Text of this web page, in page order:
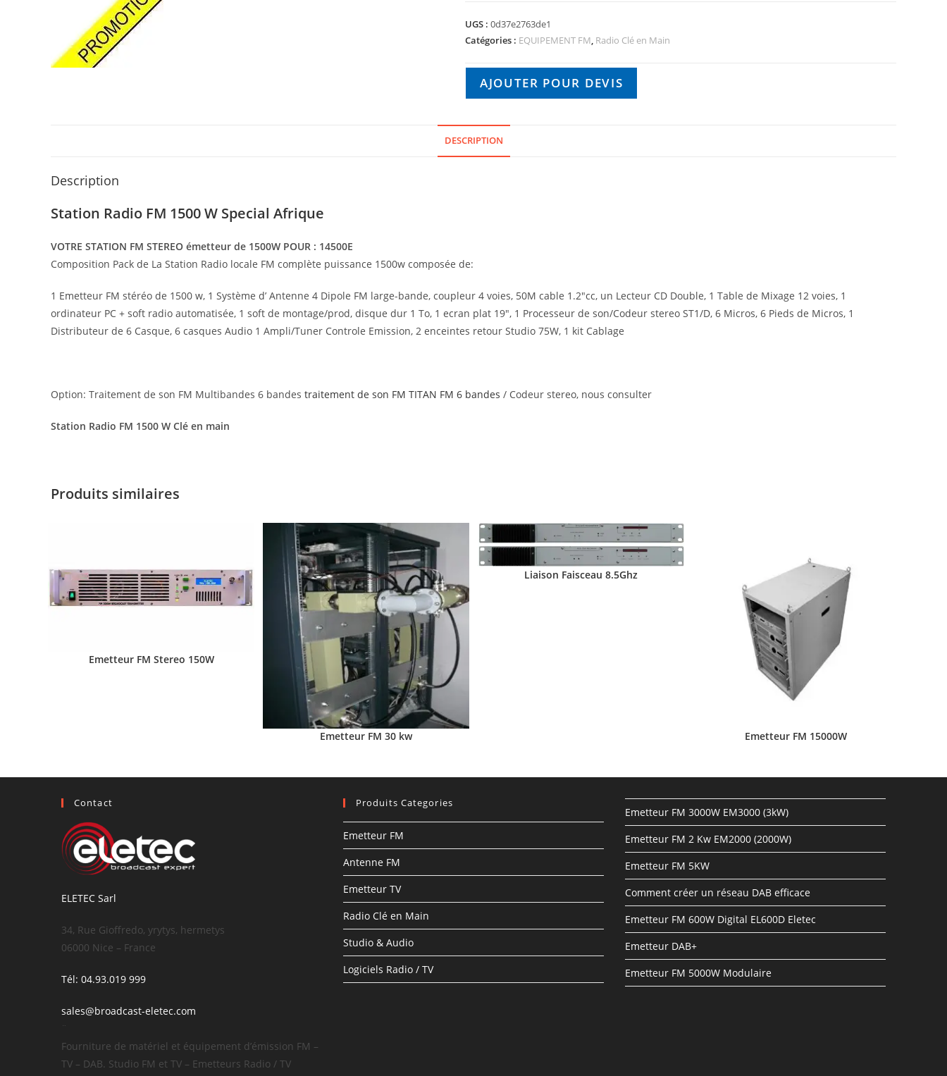
UGS : 0d37e2763de1
Catégories : EQUIPEMENT FM, Radio Clé en Main
AJOUTER POUR DEVIS
DESCRIPTION
Description
Station Radio FM 1500 W Special Afrique
VOTRE STATION FM STEREO émetteur de 1500W POUR : 14500E
Composition Pack de La Station Radio locale FM complète puissance 1500w composée de:
1 Emetteur FM stéréo de 1500 w, 1 Système d’ Antenne 4 Dipole FM large-bande, coupleur 4 voies, 50M cable 1.2″cc, un Lecteur CD Double, 1 Table de Mixage 12 voies, 1
ordinateur PC + soft radio automatisée, 1 soft de montage/prod, disque dur 1 To, 1 ecran plat 19″, 1 Processeur de son/Codeur stereo ST1/D, 6 Micros, 6 Pieds de Micros, 1
Distributeur de 6 Casque, 6 casques Audio 1 Ampli/Tuner Controle Emission, 2 enceintes retour Studio 75W, 1 kit Cablage
Option: Traitement de son FM Multibandes 6 bandes traitement de son FM TITAN FM 6 bandes / Codeur stereo, nous consulter
Station Radio FM 1500 W Clé en main
Produits similaires
Emetteur FM Stereo 150W
Emetteur FM 30 kw
Liaison Faisceau 8.5Ghz
Emetteur FM 15000W
Contact
ELETEC Sarl
34, Rue Gioffredo, yrytys, hermetys
06000 Nice – France
Tél: 04.93.019 999
sales@broadcast-eletec.com
¨
Fourniture de matériel et équipement d’émission FM –
TV – DAB. Studio FM et TV – Emetteurs Radio / TV
Produits Categories
Emetteur FM
Antenne FM
Emetteur TV
Radio Clé en Main
Studio & Audio
Logiciels Radio / TV
Emetteur FM 3000W EM3000 (3kW)
Emetteur FM 2 Kw EM2000 (2000W)
Emetteur FM 5KW
Comment créer un réseau DAB efficace
Emetteur FM 600W Digital EL600D Eletec
Emetteur DAB+
Emetteur FM 5000W Modulaire